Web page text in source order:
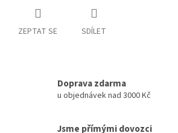
ZEPTAT SE SDÍLET
Doprava zdarma
u objednávek nad 3000 Kč
Jsme přímými dovozci